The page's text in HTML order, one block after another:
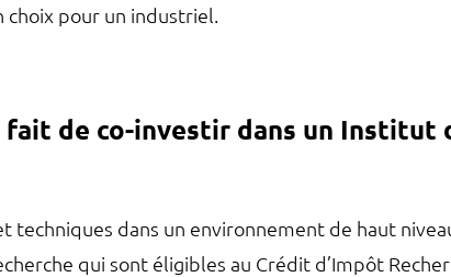
choix pour un industriel.
de co-investir dans un Institut
techniques dans un environnement de haut
qui sont éligibles au Crédit d’Impôt